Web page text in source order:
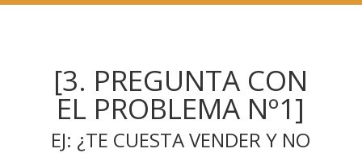
[3. PREGUNTA CON
EL PROBLEMA Nº1]
EJ: ¿TE CUESTA VENDER Y NO